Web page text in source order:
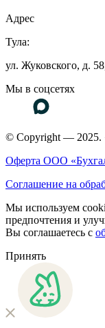
Адрес
Тула:
ул. Жуковского, д.
Мы в соцсетях
© Copyright — 2025.
Оферта ООО
Соглашение на
Мы используем
предпочтения и
Вы соглашаетесь с
Принять